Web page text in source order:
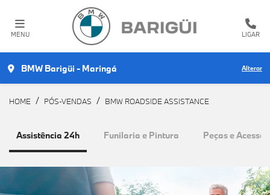
MENU LIGAR
BMW Barigüi - Maringá Alterar
HOME PÓS-VENDAS BMW ROADSIDE ASSISTANCE
Funilaria e Pintura Peças e
Assistência 24h